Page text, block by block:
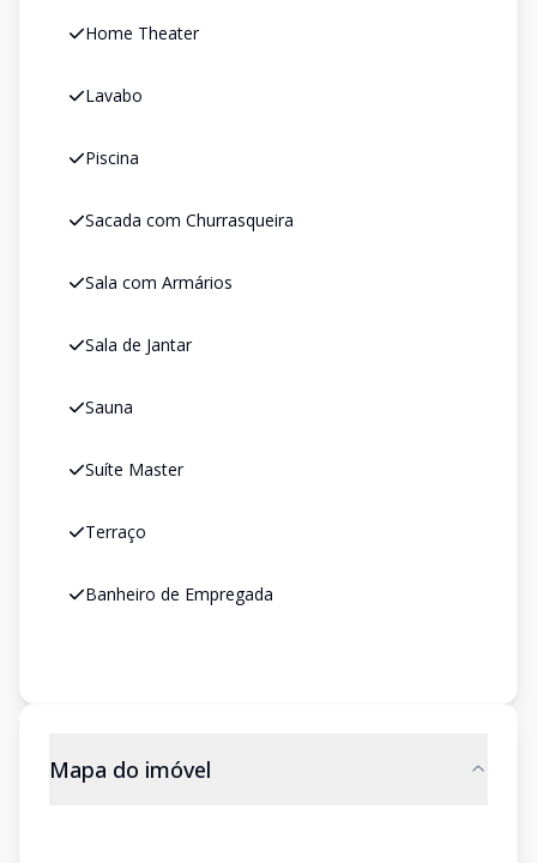
Home Theater
Lavabo
Piscina
Sacada com Churrasqueira
Sala com Armários
Sala de Jantar
Sauna
Suíte Master
Terraço
Banheiro de Empregada
Mapa do imóvel